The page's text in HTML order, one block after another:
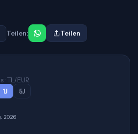
Teilen: Teilen
· TL/EUR
1J 5J
2026